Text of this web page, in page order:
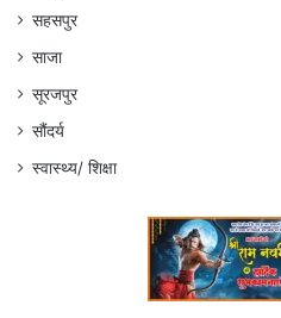
सहसपुर
साजा
सूरजपुर
सौंदर्य
स्वास्थ्य/ शिक्षा